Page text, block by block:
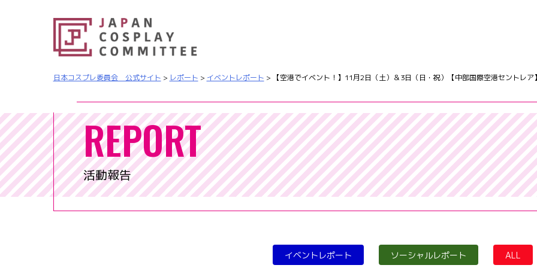
日本コスプレ委員会 公式サイト > レポート > イベントレポート > 【空港でイベント！】11月2日（土）＆3日（日・祝）【中部国際空港セントレア
REPORT
活動報告
イベントレポート ソーシャルレポート ALL